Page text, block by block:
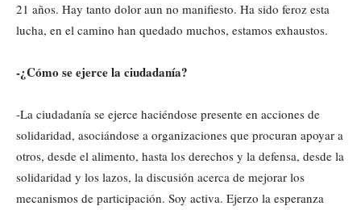
21 años. Hay tanto dolor aun no manifiesto. Ha sido feroz esta
lucha, en el camino han quedado muchos, estamos exhaustos.
-¿Cómo se ejerce la ciudadanía?
-La ciudadanía se ejerce haciéndose presente en acciones de
solidaridad, asociándose a organizaciones que procuran apoyar a
otros, desde el alimento, hasta los derechos y la defensa, desde la
solidaridad y los lazos, la discusión acerca de mejorar los
mecanismos de participación. Soy activa. Ejerzo la esperanza